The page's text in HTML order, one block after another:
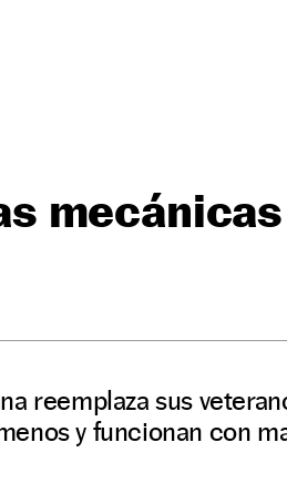
reemplaza sus
y funcionan con